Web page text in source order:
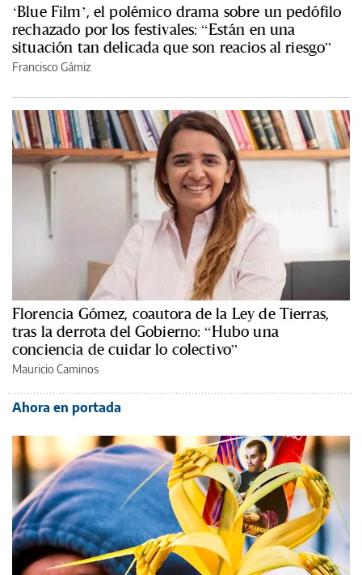
‘Blue Film’, el polémico drama sobre un pedófilo
rechazado por los festivales: “Están en una
situación tan delicada que son reacios al riesgo”
Francisco Gámiz
Florencia Gómez, coautora de la Ley de Tierras,
tras la derrota del Gobierno: “Hubo una
conciencia de cuidar lo colectivo”
Mauricio Caminos
Ahora en portada